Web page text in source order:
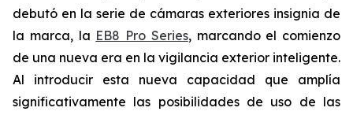
debutó en la serie de cámaras exteriores insignia de
la marca, la EB8 Pro Series, marcando el comienzo
de una nueva era en la vigilancia exterior inteligente.
Al introducir esta nueva capacidad que amplía
significativamente las posibilidades de uso de las